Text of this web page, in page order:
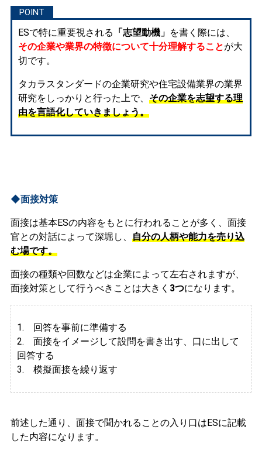
ESで特に重要視される 「志望動機」 を書く際には、
その企業や業界の特徴について十分理解することが大
切です。
タカラスタンダードの企業研究や住宅設備業界の業界
研究をしっかりと行った上で、 その企業を志望する理
由を言語化していきましょう。
◆面接対策
面接は基本ESの内容をもとに行われることが多く、面接
官との対話によって深堀し、 自分の人柄や能力を売り込
む場です。
面接の種類や回数などは企業によって左右されますが、
面接対策として行うべきことは大きく 3つになります。
1. 回答を事前に準備する
2. 面接をイメージして設問を書き出す、口に出して
回答する
3. 模擬面接を繰り返す
前述した通り、面接で聞かれることの入り口はESに記載
した内容になります。